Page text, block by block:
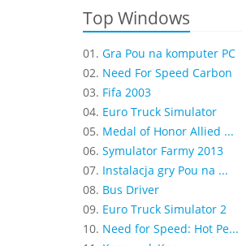
Top Windows
01. Gra Pou na komputer PC
02. Need For Speed Carbon
03. Fifa 2003
04. Euro Truck Simulator
05. Medal of Honor Allied ...
06. Symulator Farmy 2013
07. Instalacja gry Pou na ...
08. Bus Driver
09. Euro Truck Simulator 2
10. Need for Speed: Hot Pe...